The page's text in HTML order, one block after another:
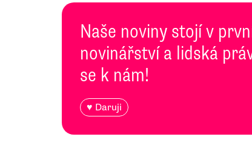
Naše noviny stojí v
novinářství a lidská
se k nám!
♥ Daruji